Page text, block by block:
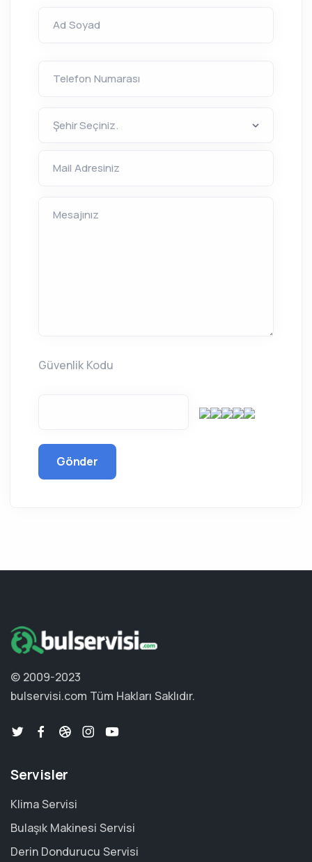
Ad Soyad
Telefon Numarası
Mail Adresiniz
Mesajınız
Güvenlik Kodu
Gönder
© 2009-2023
bulservisi.com Tüm Hakları Saklıdır.
Servisler
Klima Servisi
Bulaşık Makinesi Servisi
Derin Dondurucu Servisi